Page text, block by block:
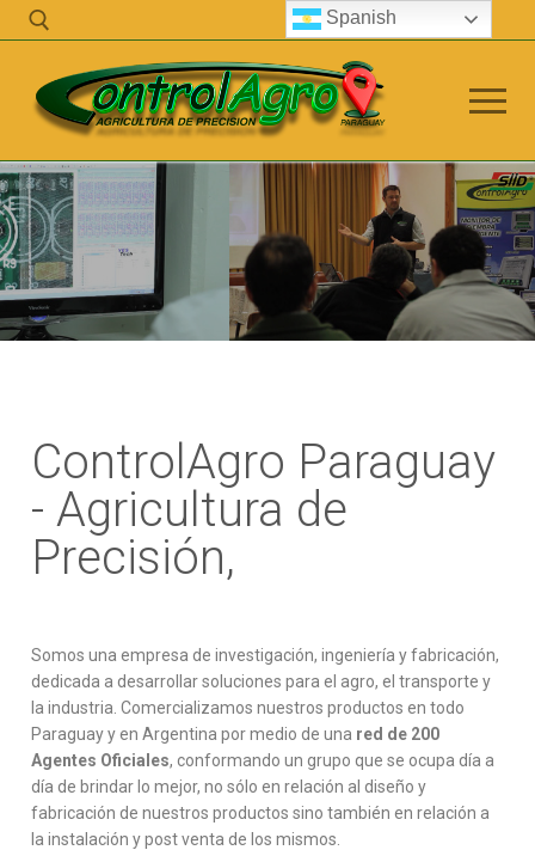
info@controlagro.com
Telemetric
Servicio Técnico
Videos
Código de Programador
ControlAgro Paraguay
- Agricultura de
Precisión,
Somos una empresa de investigación, ingeniería y fabricación,
dedicada a desarrollar soluciones para el agro, el transporte y
la industria. Comercializamos nuestros productos en todo
Paraguay y en Argentina por medio de una red de 200
Agentes Oficiales, conformando un grupo que se ocupa día a
día de brindar lo mejor, no sólo en relación al diseño y
fabricación de nuestros productos sino también en relación a
la instalación y post venta de los mismos.
Spanish